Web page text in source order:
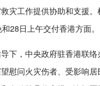
灾工作提供协助和支援
28日上午交付香港方面。
下，中央政府驻香港联
慰问火灾伤者、受影响